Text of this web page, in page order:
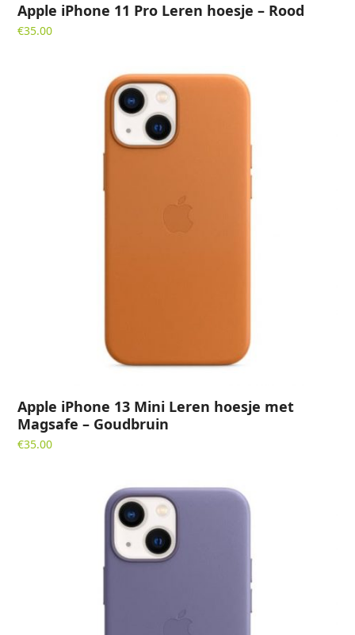
Apple iPhone 11 Pro Leren hoesje – Rood
€35.00
Apple iPhone 13 Mini Leren hoesje met
Magsafe – Goudbruin
€35.00